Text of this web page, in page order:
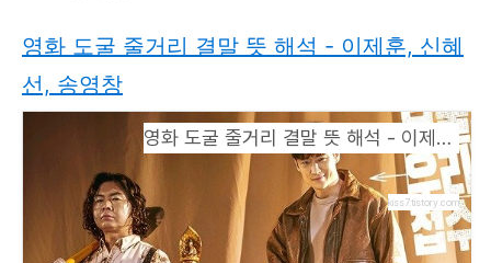
영화 도굴 줄거리 결말 뜻 해석 - 이제훈, 신혜
선, 송영창
영화 도굴 줄거리 결말 뜻 해석 - 이제훈, 신혜선, 송영창
kiss7.tistory.com